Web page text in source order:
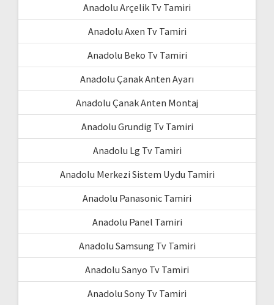
Anadolu Arçelik Tv Tamiri
Anadolu Axen Tv Tamiri
Anadolu Beko Tv Tamiri
Anadolu Çanak Anten Ayarı
Anadolu Çanak Anten Montaj
Anadolu Grundig Tv Tamiri
Anadolu Lg Tv Tamiri
Anadolu Merkezi Sistem Uydu Tamiri
Anadolu Panasonic Tamiri
Anadolu Panel Tamiri
Anadolu Samsung Tv Tamiri
Anadolu Sanyo Tv Tamiri
Anadolu Sony Tv Tamiri